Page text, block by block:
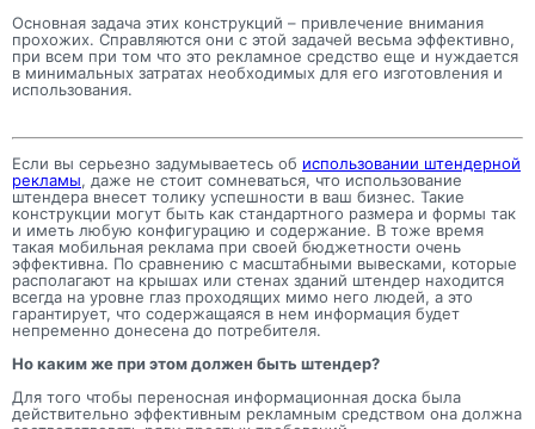
Основная задача этих конструкций – привлечение внимания
прохожих. Справляются они с этой задачей весьма эффективно,
при всем при том что это рекламное средство еще и нуждается
в минимальных затратах необходимых для его изготовления и
использования.
Если вы серьезно задумываетесь об использовании штендерной
рекламы, даже не стоит сомневаться, что использование
штендера внесет толику успешности в ваш бизнес. Такие
конструкции могут быть как стандартного размера и формы так
и иметь любую конфигурацию и содержание. В тоже время
такая мобильная реклама при своей бюджетности очень
эффективна. По сравнению с масштабными вывесками, которые
располагают на крышах или стенах зданий штендер находится
всегда на уровне глаз проходящих мимо него людей, а это
гарантирует, что содержащаяся в нем информация будет
непременно донесена до потребителя.
Но каким же при этом должен быть штендер?
Для того чтобы переносная информационная доска была
действительно эффективным рекламным средством она должна